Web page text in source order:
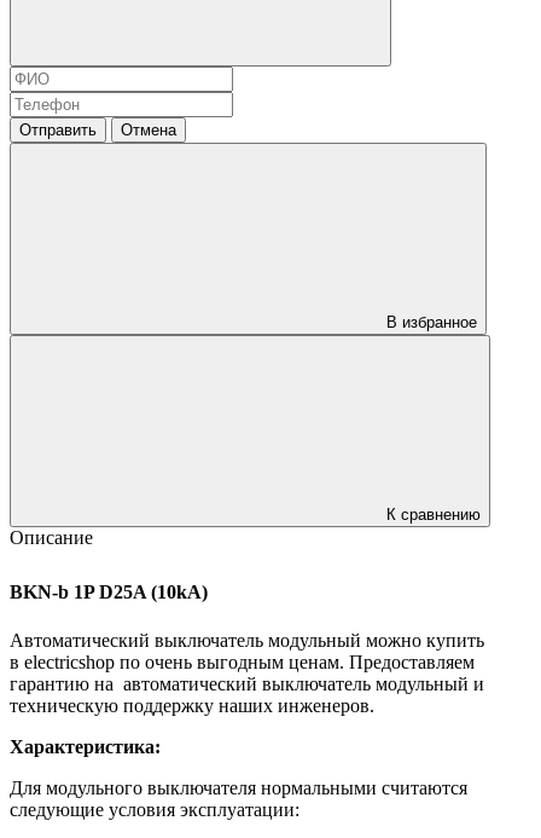
Отправить Отмена
В избранное
К сравнению
Описание
BKN-b 1P D25A (10kA)
Автоматический выключатель модульный можно купить
в electricshop по очень выгодным ценам. Предоставляем
гарантию на автоматический выключатель модульный и
техническую поддержку наших инженеров.
Характеристика:
Для модульного выключателя нормальными считаются
следующие условия эксплуатации: